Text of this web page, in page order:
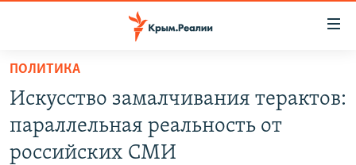
Вернуться
основному
содержанию
Вернутся
СПЕЦПРОЕКТЫ
ГРУЗ 200
ВОДА
ПОЛИТИКА
Искусство замалчивания терактов:
параллельная реальность от
российских СМИ